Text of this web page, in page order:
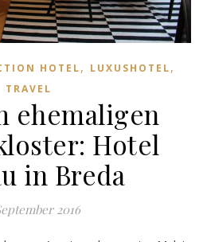
HOTEL, LUXUSHOTEL,
TRAVEL
ehemaligen
Hotel
in Breda
2016